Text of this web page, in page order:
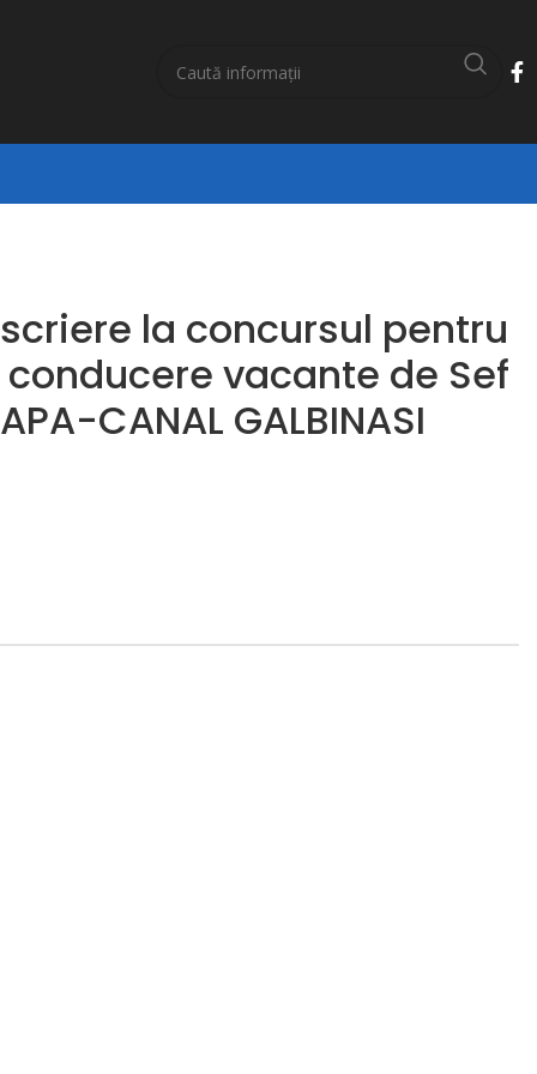
la concursul pentru
vacante de Sef
CANAL GALBINASI